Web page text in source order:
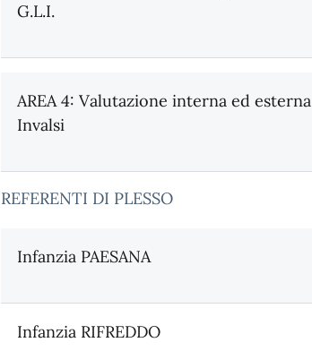
G.L.I.
AREA 4: Valutazione interna ed esterna
Invalsi
REFERENTI DI PLESSO
Infanzia PAESANA
Infanzia RIFREDDO